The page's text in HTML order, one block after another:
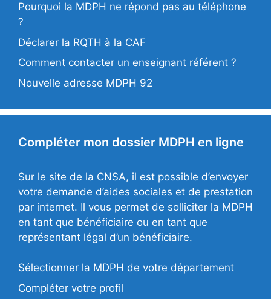
Pourquoi la MDPH ne répond pas au téléphone
?
Déclarer la RQTH à la CAF
Comment contacter un enseignant référent ?
Nouvelle adresse MDPH 92
Compléter mon dossier MDPH en ligne
Sur le site de la CNSA, il est possible d’envoyer
votre demande d’aides sociales et de prestation
par internet. Il vous permet de solliciter la MDPH
en tant que bénéficiaire ou en tant que
représentant légal d’un bénéficiaire.
Sélectionner la MDPH de votre département
Compléter votre profil